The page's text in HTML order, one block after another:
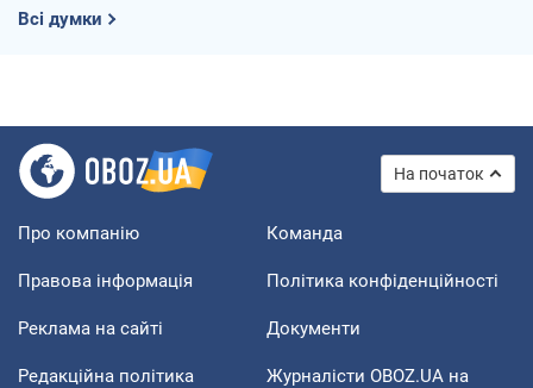
Всі думки
На початок
Про компанію Команда
Правова інформація Політика конфіденційності
Реклама на сайті Документи
Редакційна політика
Журналісти OBOZ.UA на